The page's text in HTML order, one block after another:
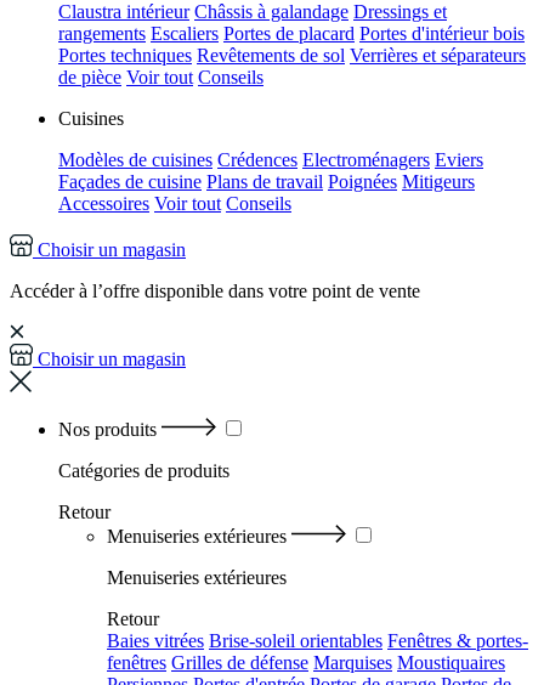
Claustra intérieur Châssis à galandage Dressings et
rangements Escaliers Portes de placard Portes d'intérieur bois
Portes techniques Revêtements de sol Verrières et séparateurs
de pièce Voir tout Conseils
Cuisines
Modèles de cuisines Crédences Electroménagers Eviers
Façades de cuisine Plans de travail Poignées Mitigeurs
Accessoires Voir tout Conseils
Choisir un magasin
Accéder à l’offre disponible dans votre point de vente
Choisir un magasin
Nos produits
Catégories de produits
Retour
Menuiseries extérieures
Menuiseries extérieures
Retour
Baies vitrées Brise-soleil orientables Fenêtres & portes-
fenêtres Grilles de défense Marquises Moustiquaires